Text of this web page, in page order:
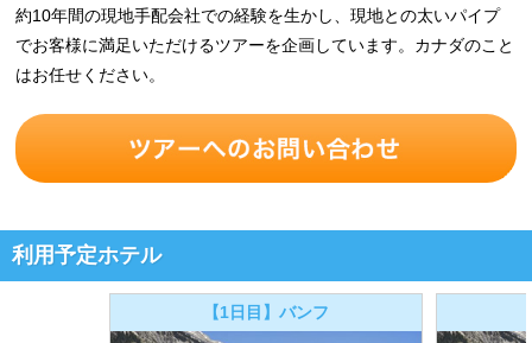
約10年間の現地手配会社での経験を生かし、現地との太いパイプ
でお客様に満足いただけるツアーを企画しています。カナダのこと
はお任せください。
利用予定ホテル
【1日目】バンフ